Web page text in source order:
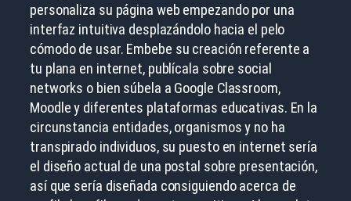
personaliza su página web empezando por una
interfaz intuitiva desplazándolo hacia el pelo
cómodo de usar. Embebe su creación referente a
tu plana en internet, publícala sobre social
networks o bien súbela a Google Classroom,
Moodle y diferentes plataformas educativas. En la
circunstancia entidades, organismos y no ha
transpirado individuos, su puesto en internet serí­a
el diseño actual de una postal sobre presentación,
así que serí­a diseñada consiguiendo acerca de